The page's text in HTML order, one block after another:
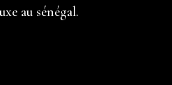
au sénégal.